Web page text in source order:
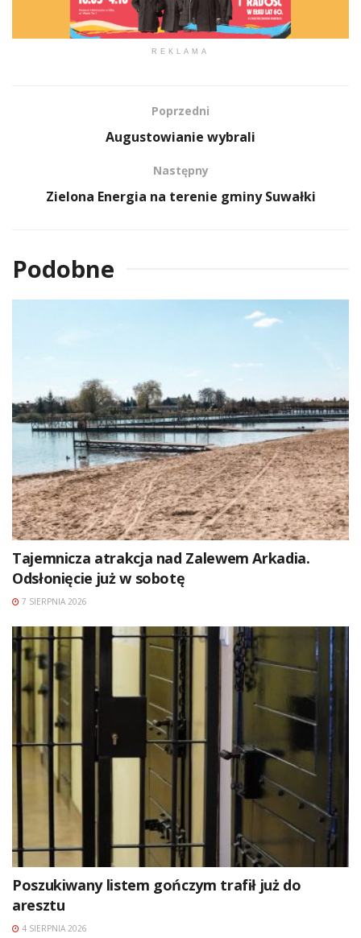
REKLAMA
Poprzedni
Augustowianie wybrali
Następny
Zielona Energia na terenie gminy Suwałki
Podobne
Tajemnicza atrakcja nad Zalewem Arkadia.
Odsłonięcie już w sobotę
7 SIERPNIA 2026
Poszukiwany listem gończym trafił już do
aresztu
4 SIERPNIA 2026